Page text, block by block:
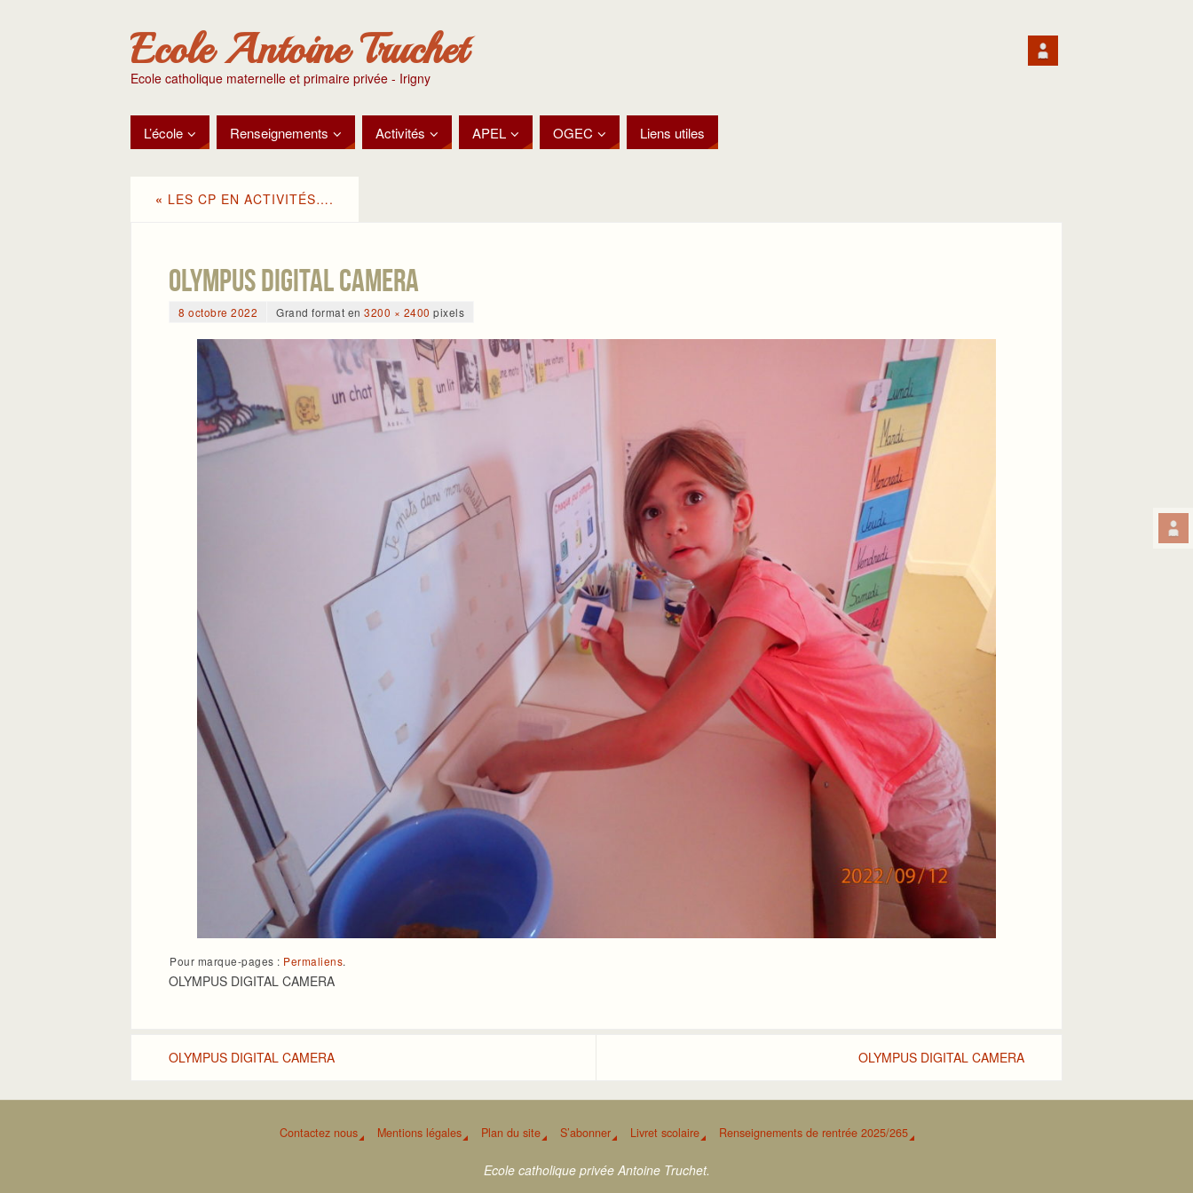
Ecole Antoine Truchet
Ecole catholique maternelle et primaire privée - Irigny
L’école Renseignements Activités APEL OGEC Liens utiles
« LES CP EN ACTIVITÉS….
OLYMPUS DIGITAL CAMERA
8 octobre 2022 Grand format en 3200 × 2400 pixels
Pour marque-pages : Permaliens.
OLYMPUS DIGITAL CAMERA
OLYMPUS DIGITAL CAMERA OLYMPUS DIGITAL CAMERA
Contactez nous Mentions légales Plan du site S’abonner Livret scolaire Renseignements de rentrée 2025/265
Ecole catholique privée Antoine Truchet.